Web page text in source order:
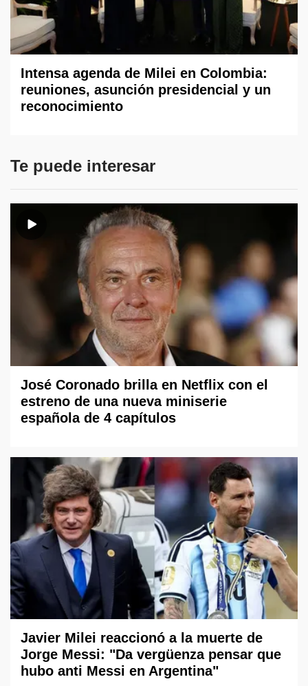
Intensa agenda de Milei en Colombia:
reuniones, asunción presidencial y un
reconocimiento
Te puede interesar
José Coronado brilla en Netflix con el
estreno de una nueva miniserie
española de 4 capítulos
Javier Milei reaccionó a la muerte de
Jorge Messi: "Da vergüenza pensar que
hubo anti Messi en Argentina"